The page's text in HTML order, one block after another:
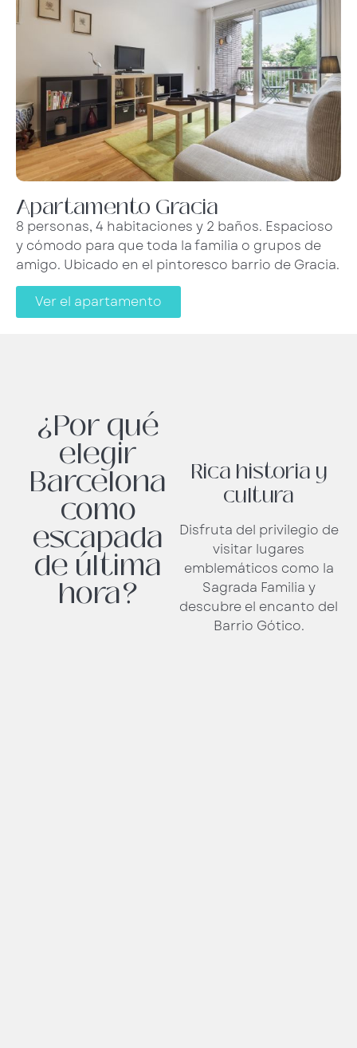
Apartamento Gracia
8 personas, 4 habitaciones y 2 baños. Espacioso
y cómodo para que toda la familia o grupos de
amigo. Ubicado en el pintoresco barrio de Gracia.
Ver el apartamento
¿Por qué
elegir
Barcelona
como
escapada
de última
hora?
Rica historia y
cultura
Disfruta del privilegio de
visitar lugares
emblemáticos como la
Sagrada Familia y
descubre el encanto del
Barrio Gótico.